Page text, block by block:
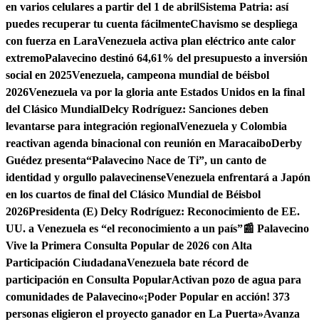
en varios celulares a partir del 1 de abrilSistema Patria: así
puedes recuperar tu cuenta fácilmenteChavismo se despliega
con fuerza en LaraVenezuela activa plan eléctrico ante calor
extremoPalavecino destinó 64,61% del presupuesto a inversión
social en 2025Venezuela, campeona mundial de béisbol
2026Venezuela va por la gloria ante Estados Unidos en la final
del Clásico MundialDelcy Rodríguez: Sanciones deben
levantarse para integración regionalVenezuela y Colombia
reactivan agenda binacional con reunión en MaracaiboDerby
Guédez presenta“Palavecino Nace de Ti”, un canto de
identidad y orgullo palavecinenseVenezuela enfrentará a Japón
en los cuartos de final del Clásico Mundial de Béisbol
2026Presidenta (E) Delcy Rodríguez: Reconocimiento de EE.
UU. a Venezuela es “el reconocimiento a un país”📰 Palavecino
Vive la Primera Consulta Popular de 2026 con Alta
Participación CiudadanaVenezuela bate récord de
participación en Consulta PopularActivan pozo de agua para
comunidades de Palavecino«¡Poder Popular en acción! 373
personas eligieron el proyecto ganador en La Puerta»Avanza